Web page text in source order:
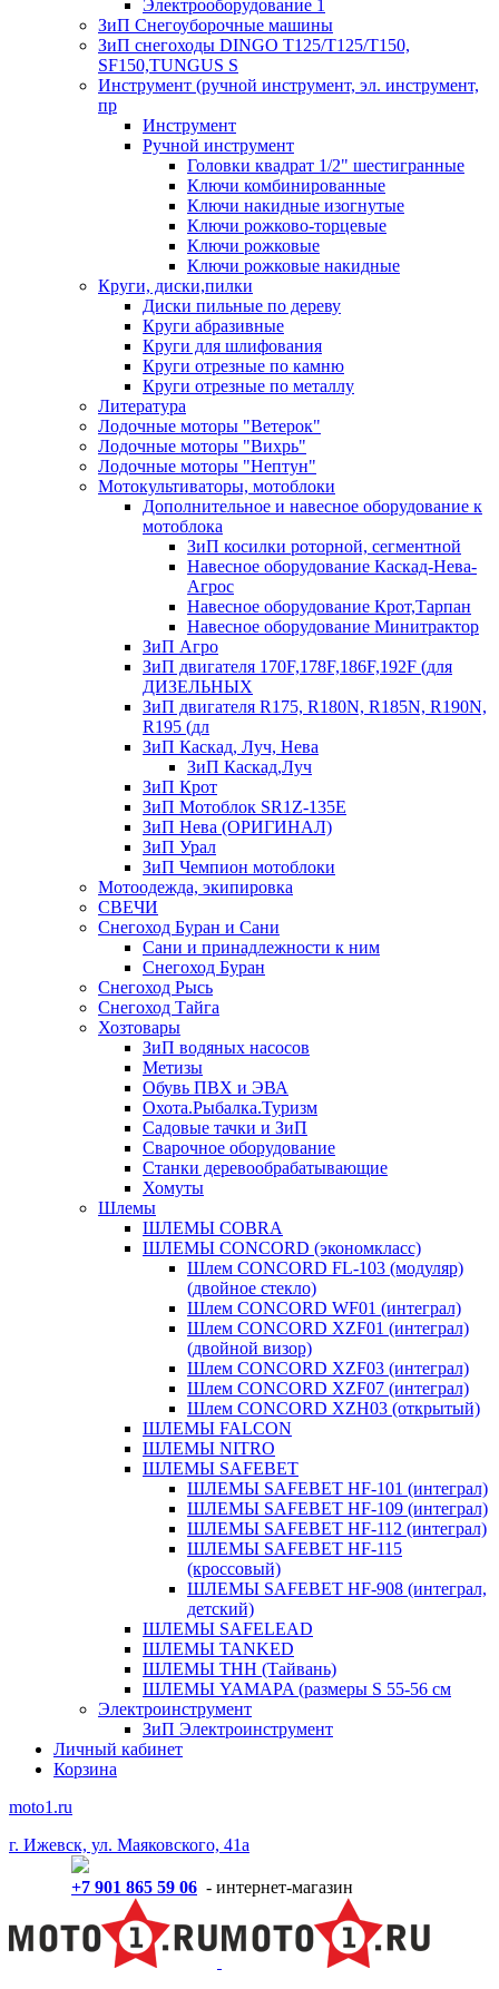
Электрооборудование 1
ЗиП Снегоуборочные машины
ЗиП снегоходы DINGO T125/T125/T150,
SF150,TUNGUS S
Инструмент (ручной инструмент, эл. инструмент,
пр
Инструмент
Ручной инструмент
Головки квадрат 1/2" шестигранные
Ключи комбинированные
Ключи накидные изогнутые
Ключи рожково-торцевые
Ключи рожковые
Ключи рожковые накидные
Круги, диски,пилки
Диски пильные по дереву
Круги абразивные
Круги для шлифования
Круги отрезные по камню
Круги отрезные по металлу
Литература
Лодочные моторы "Ветерок"
Лодочные моторы "Вихрь"
Лодочные моторы "Нептун"
Мотокультиваторы, мотоблоки
Дополнительное и навесное оборудование к
мотоблока
ЗиП косилки роторной, сегментной
Навесное оборудование Каскад-Нева-
Агрос
Навесное оборудование Крот,Тарпан
Навесное оборудование Минитрактор
ЗиП Агро
ЗиП двигателя 170F,178F,186F,192F (для
ДИЗЕЛЬНЫХ
ЗиП двигателя R175, R180N, R185N, R190N,
R195 (дл
ЗиП Каскад, Луч, Нева
ЗиП Каскад,Луч
ЗиП Крот
ЗиП Мотоблок SR1Z-135E
ЗиП Нева (ОРИГИНАЛ)
ЗиП Урал
ЗиП Чемпион мотоблоки
Мотоодежда, экипировка
СВЕЧИ
Снегоход Буран и Сани
Сани и принадлежности к ним
Снегоход Буран
Снегоход Рысь
Снегоход Тайга
Хозтовары
ЗиП водяных насосов
Метизы
Обувь ПВХ и ЭВА
Охота.Рыбалка.Туризм
Садовые тачки и ЗиП
Сварочное оборудование
Станки деревообрабатывающие
Хомуты
Шлемы
ШЛЕМЫ COBRA
ШЛЕМЫ CONCORD (экономкласс)
Шлем CONCORD FL-103 (модуляр)
(двойное стекло)
Шлем CONCORD WF01 (интеграл)
Шлем CONCORD XZF01 (интеграл)
(двойной визор)
Шлем CONCORD XZF03 (интеграл)
Шлем CONCORD XZF07 (интеграл)
Шлем CONCORD XZH03 (открытый)
ШЛЕМЫ FALCON
ШЛЕМЫ NITRO
ШЛЕМЫ SAFEBET
ШЛЕМЫ SAFEBET HF-101 (интеграл)
ШЛЕМЫ SAFEBET HF-109 (интеграл)
ШЛЕМЫ SAFEBET HF-112 (интеграл)
ШЛЕМЫ SAFEBET HF-115
(кроссовый)
ШЛЕМЫ SAFEBET HF-908 (интеграл,
детский)
ШЛЕМЫ SAFELEAD
ШЛЕМЫ TANKED
ШЛЕМЫ THH (Тайвань)
ШЛЕМЫ YAMAPA (размеры S 55-56 см
Электроинструмент
ЗиП Электроинструмент
Личный кабинет
Корзина
moto1.ru
г. Ижевск, ул. Маяковского, 41а
+7 901 865 59 06 - интернет-магазин